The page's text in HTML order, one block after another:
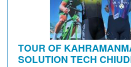
TOUR OF
SOLUTION TECH